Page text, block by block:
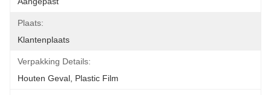
Plaats:
Klantenplaats
Verpakking Details:
Houten Geval, Plastic Film